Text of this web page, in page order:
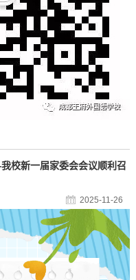
校新一届家委会会议顺利召
2025-11-26